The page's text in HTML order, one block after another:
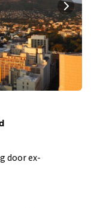
door ex-